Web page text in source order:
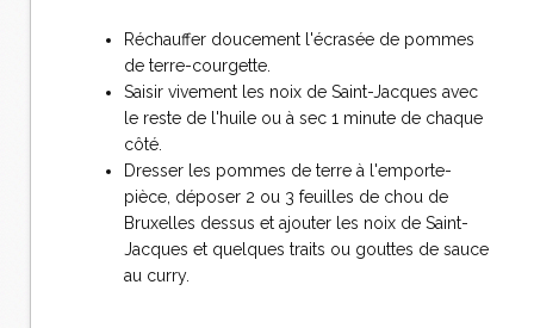
Réchauffer doucement l'écrasée de pommes
de terre-courgette.
Saisir vivement les noix de Saint-Jacques avec
le reste de l'huile ou à sec 1 minute de chaque
côté.
Dresser les pommes de terre à l'emporte-
pièce, déposer 2 ou 3 feuilles de chou de
Bruxelles dessus et ajouter les noix de Saint-
Jacques et quelques traits ou gouttes de sauce
au curry.